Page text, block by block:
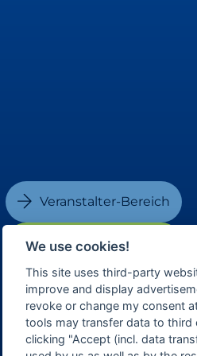
Veranstalter-Bereich
Besucher-Bereich
We use cookies!
This site uses third-party
improve and display
revoke or change my consent
tools may transfer data to third
clicking "Accept (incl. data